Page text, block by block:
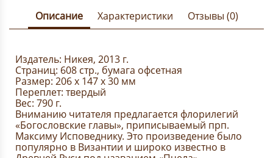
Описание Характеристики Отзывы (0)
Издатель: Никея, 2013 г.
Страниц: 608 стр., бумага офсетная
Размер: 206 х 147 х 30 мм
Переплет: твердый
Вес: 790 г.
Вниманию читателя предлагается флорилегий
«Богословские главы», приписываемый прп.
Максиму Исповеднику. Это произведение было
популярно в Византии и широко известно в